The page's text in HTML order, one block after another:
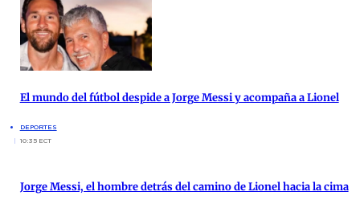
El mundo del fútbol despide a Jorge Messi y acompaña a Lionel
DEPORTES
10:35 ECT
Jorge Messi, el hombre detrás del camino de Lionel hacia la cima